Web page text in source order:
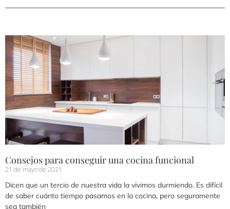
Consejos para conseguir una cocina funcional
21 de mayo de 2021
Dicen que un tercio de nuestra vida la vivimos durmiendo. Es difícil
de saber cuánto tiempo pasamos en la cocina, pero seguramente
sea también